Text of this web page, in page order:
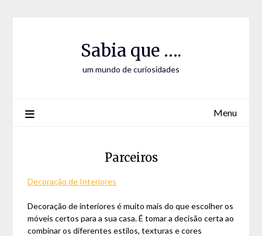
Sabia que ….
um mundo de curiosidades
Menu
Parceiros
Decoração de Interiores
Decoração de interiores é muito mais do que escolher os
móveis certos para a sua casa. É tomar a decisão certa ao
combinar os diferentes estilos, texturas e cores